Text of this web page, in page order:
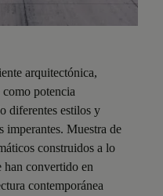
arquitectónica,
potencia
diferentes estilos y
imperantes. Muestra de
construidos a lo
han convertido en
contemporánea